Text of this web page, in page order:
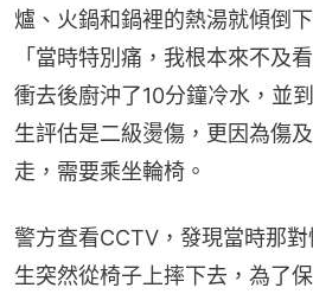
爐、火鍋和鍋裡的熱湯就傾倒
「當時特別痛，我根本來不及
衝去後廚沖了10分鐘冷水，並
生評估是二級燙傷，更因為傷
走，需要乘坐輪椅。
警方查看CCTV，發現當時那
生突然從椅子上摔下去，為了